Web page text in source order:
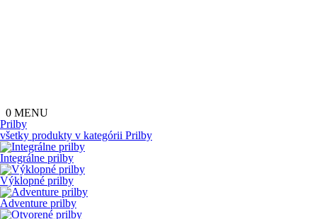
0 MENU
Prilby
všetky produkty v kategórii Prilby
Integrálne prilby
Výklopné prilby
Adventure prilby